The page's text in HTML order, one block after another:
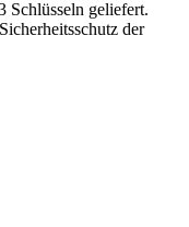
Schlüsseln geliefert.
der